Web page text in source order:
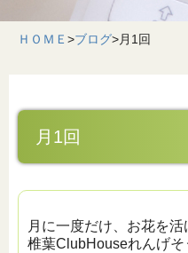
ＨＯＭＥ >ブログ>月1回
月1回
月に一度だけ、お花を活
椎葉ClubHouseれんげそ